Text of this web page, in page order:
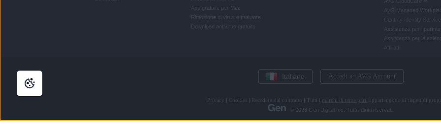
Italiano Accedi ad AVG Account
Privacy Cookies Recedere dal contratto Tutti i marchi di terze parti appartengono ai rispettivi
© 2026 Gen Digital Inc. Tutti i diritti riservati.